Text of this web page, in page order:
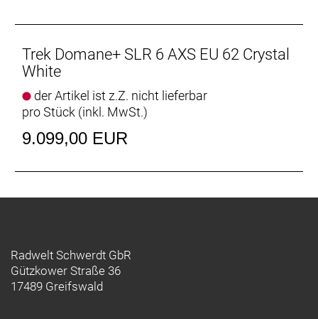
Kompaktes, leises und kraftvolles E-System
Der Harmonic-Pinring-Motor von TQ ist
herausragenden Verhältnis aus Reichweite, Gewicht
und Geschwindigkeit. Er ist ultrakompakt und
flüsterleise und unterstützt auf unglaublich
natürliche Weise bis 25 km/h.
Dank unserem besten und leichtesten 800 Series
Für die Langstrecke geschaffen
Ein im Unterrohr integrierter Akku mit 320 Wh
Trek Domane+ SLR 6 AXS EU 62 Crystal
White
der Artikel ist z.Z. nicht lieferbar
pro Stück (inkl. MwSt.)
9.099,00 EUR
Radwelt Schwerdt GbR
Gützkower Straße 36
17489 Greifswald